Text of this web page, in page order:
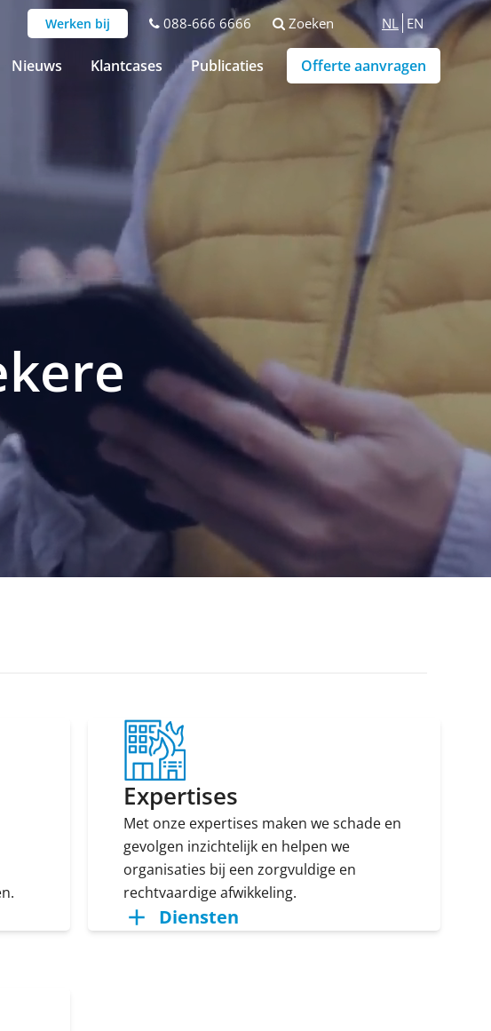
NL EN
Werken bij 088-666 6666 Zoeken
Nieuws Klantcases Publicaties Offerte aanvragen
Expertises
Met onze expertises maken we schade en
gevolgen inzichtelijk en helpen we
organisaties bij een zorgvuldige en
rechtvaardige afwikkeling.
Diensten